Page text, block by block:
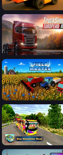
Field Master
Bus Simulator Real